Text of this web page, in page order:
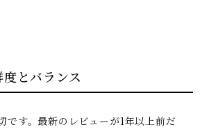
とバランス
です。最新のレビューが1年以上前だ